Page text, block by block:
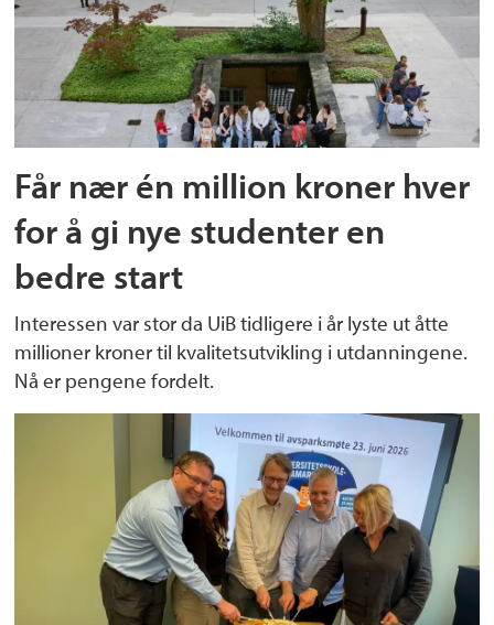
Får nær én million kroner hver
for å gi nye studenter en
bedre start
Interessen var stor da UiB tidligere i år lyste ut åtte
millioner kroner til kvalitetsutvikling i utdanningene.
Nå er pengene fordelt.